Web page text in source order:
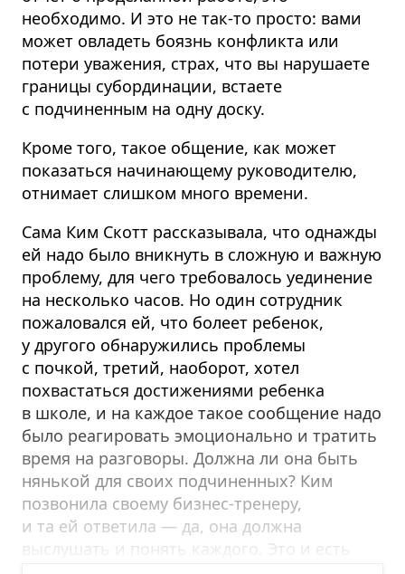
необходимо. И это не так-то просто: вами
может овладеть боязнь конфликта или
потери уважения, страх, что вы нарушаете
границы субординации, встаете
с подчиненным на одну доску.
Кроме того, такое общение, как может
показаться начинающему руководителю,
отнимает слишком много времени.
Сама Ким Скотт рассказывала, что однажды
ей надо было вникнуть в сложную и важную
проблему, для чего требовалось уединение
на несколько часов. Но один сотрудник
пожаловался ей, что болеет ребенок,
у другого обнаружились проблемы
с почкой, третий, наоборот, хотел
похвастаться достижениями ребенка
в школе, и на каждое такое сообщение надо
было реагировать эмоционально и тратить
время на разговоры. Должна ли она быть
нянькой для своих подчиненных? Ким
позвонила своему бизнес-тренеру,
и та ей ответила — да, она должна
выслушать и понять каждого. Это и есть